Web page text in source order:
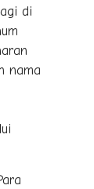
di
nama